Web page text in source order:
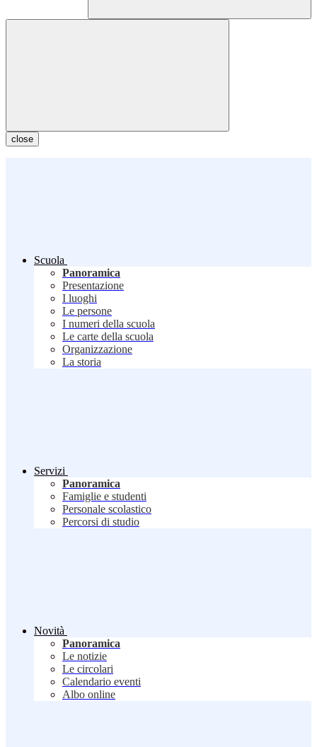
close
Scuola
Panoramica
Presentazione
I luoghi
Le persone
I numeri della scuola
Le carte della scuola
Organizzazione
La storia
Servizi
Panoramica
Famiglie e studenti
Personale scolastico
Percorsi di studio
Novità
Panoramica
Le notizie
Le circolari
Calendario eventi
Albo online